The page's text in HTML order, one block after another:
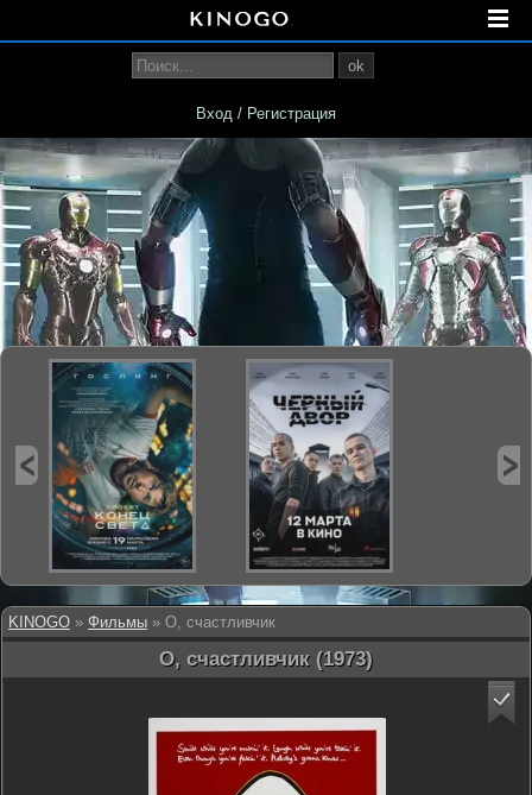
KINOGO » Фильмы » О, счастливчик
О, счастливчик (1973)
ok
Вход / Регистрация